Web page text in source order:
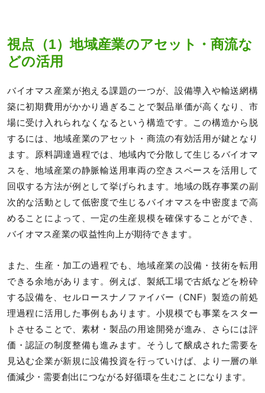
視点（1）地域産業のアセット・商流な
どの活用
バイオマス産業が抱える課題の一つが、設備導入や輸送網構
築に初期費用がかかり過ぎることで製品単価が高くなり、市
場に受け入れられなくなるという構造です。この構造から脱
するには、地域産業のアセット・商流の有効活用が鍵となり
ます。原料調達過程では、地域内で分散して生じるバイオマ
スを、地域産業の静脈輸送用車両の空きスペースを活用して
回収する方法が例として挙げられます。地域の既存事業の副
次的な活動として低密度で生じるバイオマスを中密度まで高
めることによって、一定の生産規模を確保することができ、
バイオマス産業の収益性向上が期待できます。
また、生産・加工の過程でも、地域産業の設備・技術を転用
できる余地があります。例えば、製紙工場で古紙などを粉砕
する設備を、セルロースナノファイバー（CNF）製造の前処
理過程に活用した事例もあります。小規模でも事業をスター
トさせることで、素材・製品の用途開発が進み、さらには評
価・認証の制度整備も進みます。そうして醸成された需要を
見込む企業が新規に設備投資を行っていけば、より一層の単
価減少・需要創出につながる好循環を生むことになります。